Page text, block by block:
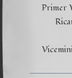
Primer